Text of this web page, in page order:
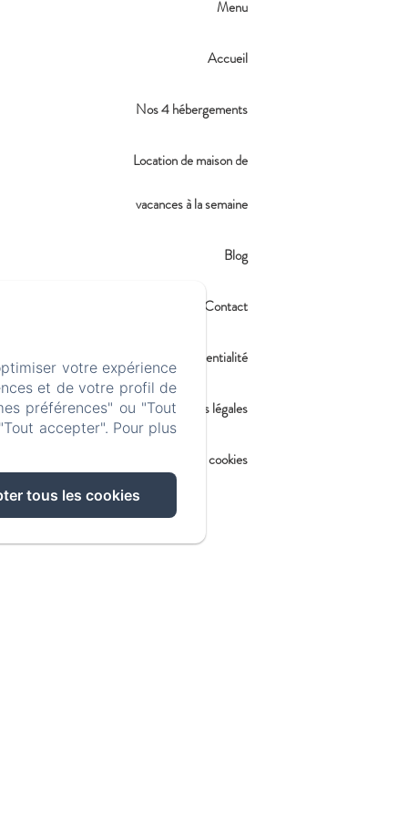
Menu
Accueil
Nos 4 hébergements
Location de maison de
vacances à la semaine
Blog
Contact
Politique de confidentialité
Informations légales
Informations sur les cookies
votre expérience
et de votre profil de
préférences" ou "Tout
accepter". Pour plus
tous les cookies